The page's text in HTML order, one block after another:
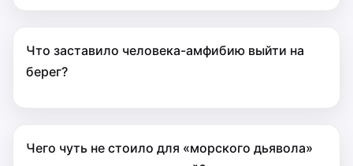
Что заставило человека-амфибию выйти на
берег?
Чего чуть не стоило для «морского дьявола»